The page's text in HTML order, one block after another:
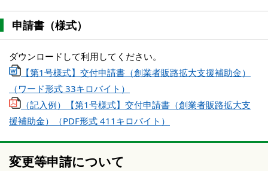
申請書（様式）
ダウンロードして利用してください。
【第1号様式】交付申請書（創業者販路拡大支援補助金）
（ワード形式 33キロバイト）
（記入例）【第1号様式】交付申請書（創業者販路拡大支
援補助金）（PDF形式 411キロバイト）
変更等申請について